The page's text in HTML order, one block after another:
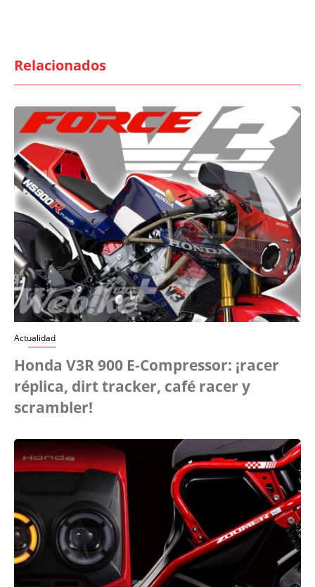
Relacionados
Actualidad
Honda V3R 900 E-Compressor: ¡racer
réplica, dirt tracker, café racer y
scrambler!